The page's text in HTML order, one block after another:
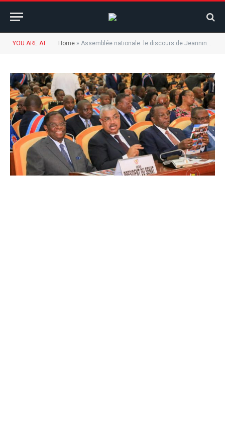
YOU ARE AT: Home » Assemblée nationale: le discours de Jeannine Mabunda se veut rassurant.